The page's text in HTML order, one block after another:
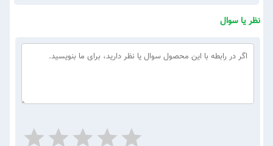
نظر یا سوال